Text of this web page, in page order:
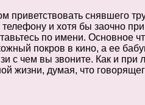
приветствовать снявшего
телефону и хотя бы заочно
по имени. Основное
покров в кино, а ее
с чем вы звоните. Как и при
жизни, думая, что